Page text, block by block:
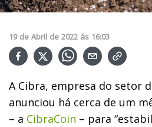
19 de Abril de 2022 ás 16:03
A Cibra, empresa do setor
anunciou há cerca de um
– a CibraCoin – para